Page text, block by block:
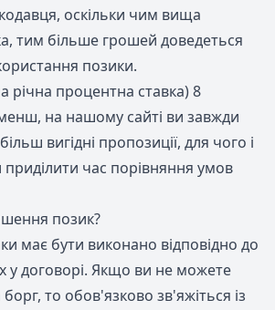
оскільки чим вища
тим більше грошей доведеться
позики.
річна процентна ставка) 8
на нашому сайті ви завжди
вигідні пропозиції, для чого і
час порівняння умов
позик?
має бути виконано відповідно до
у договорі. Якщо ви не можете
то обов'язково зв'яжіться із